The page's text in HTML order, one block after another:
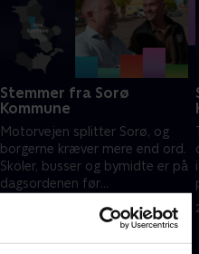
Stemmer fra Sorø
Kommune
Motorvejen splitter Sorø, og
borgerne kræver mere end ord.
Skoler, busser og bymidte er på
dagsordenen før
27. oktober 2025 • 10 min